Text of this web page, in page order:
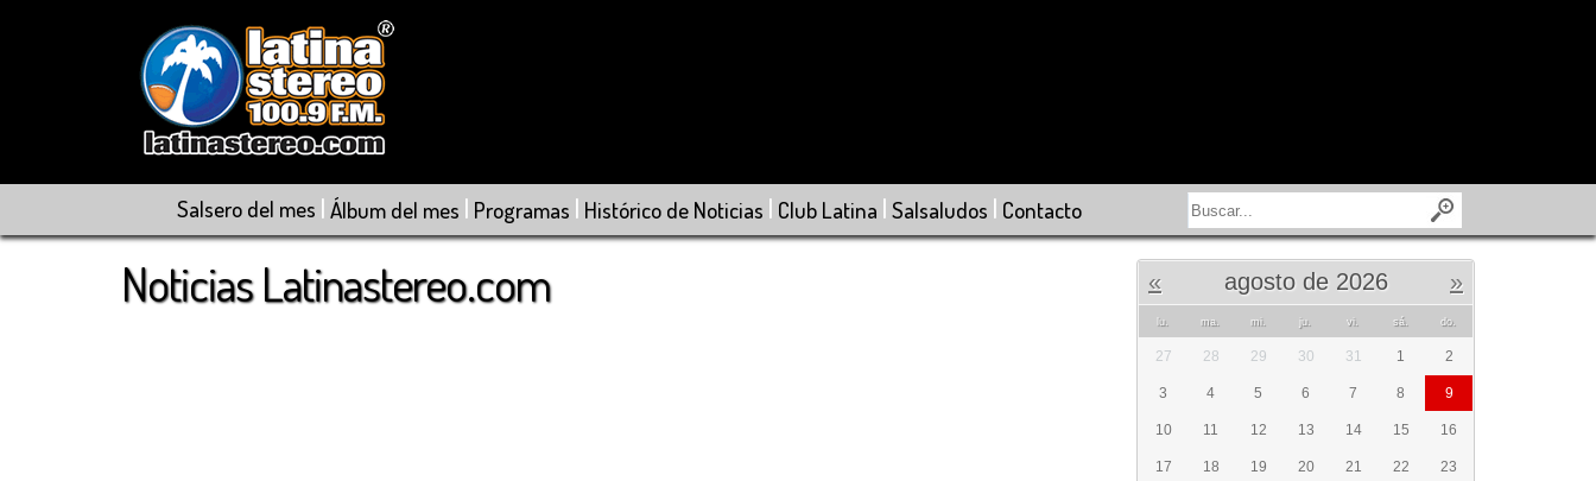
Salsero del mes | Álbum del mes | Programas | Histórico de Noticias | Club Latina | Salsaludos | Contacto
Noticias Latinastereo.com « agosto de 2026 »
lu. ma. mi. ju. vi. sá. do.
27 28 29 30 31 1 2
3 4 5 6 7 8 9
10 11 12 13 14 15 16
17 18 19 20 21 22 23